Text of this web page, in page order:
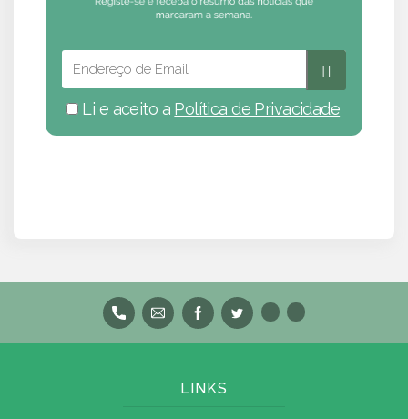
Li e aceito a Política de Privacidade
LINKS